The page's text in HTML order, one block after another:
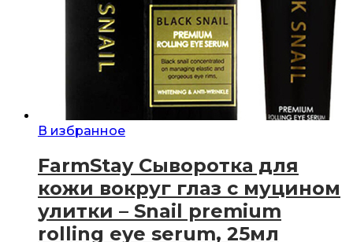
В избранное
FarmStay Cыворотка для
кожи вокруг глаз с муцином
улитки – Snail premium
rolling eye serum, 25мл